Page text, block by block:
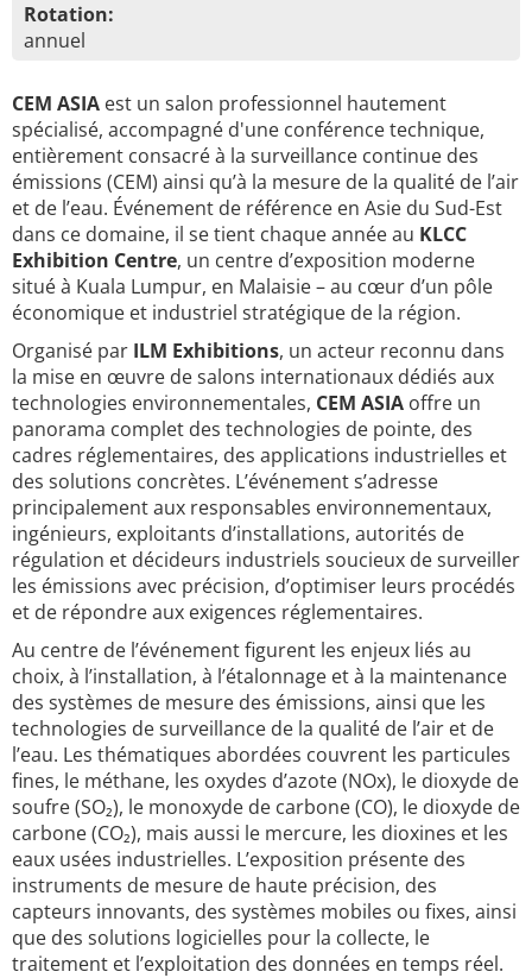
Rotation:
annuel
CEM ASIA est un salon professionnel hautement
spécialisé, accompagné d'une conférence technique,
entièrement consacré à la surveillance continue des
émissions (CEM) ainsi qu’à la mesure de la qualité de l’air
et de l’eau. Événement de référence en Asie du Sud-Est
dans ce domaine, il se tient chaque année au KLCC
Exhibition Centre, un centre d’exposition moderne
situé à Kuala Lumpur, en Malaisie – au cœur d’un pôle
économique et industriel stratégique de la région.
Organisé par ILM Exhibitions, un acteur reconnu dans
la mise en œuvre de salons internationaux dédiés aux
technologies environnementales, CEM ASIA offre un
panorama complet des technologies de pointe, des
cadres réglementaires, des applications industrielles et
des solutions concrètes. L’événement s’adresse
principalement aux responsables environnementaux,
ingénieurs, exploitants d’installations, autorités de
régulation et décideurs industriels soucieux de surveiller
les émissions avec précision, d’optimiser leurs procédés
et de répondre aux exigences réglementaires.
Au centre de l’événement figurent les enjeux liés au
choix, à l’installation, à l’étalonnage et à la maintenance
des systèmes de mesure des émissions, ainsi que les
technologies de surveillance de la qualité de l’air et de
l’eau. Les thématiques abordées couvrent les particules
fines, le méthane, les oxydes d’azote (NOx), le dioxyde de
soufre (SO₂), le monoxyde de carbone (CO), le dioxyde de
carbone (CO₂), mais aussi le mercure, les dioxines et les
eaux usées industrielles. L’exposition présente des
instruments de mesure de haute précision, des
capteurs innovants, des systèmes mobiles ou fixes, ainsi
que des solutions logicielles pour la collecte, le
traitement et l’exploitation des données en temps réel.